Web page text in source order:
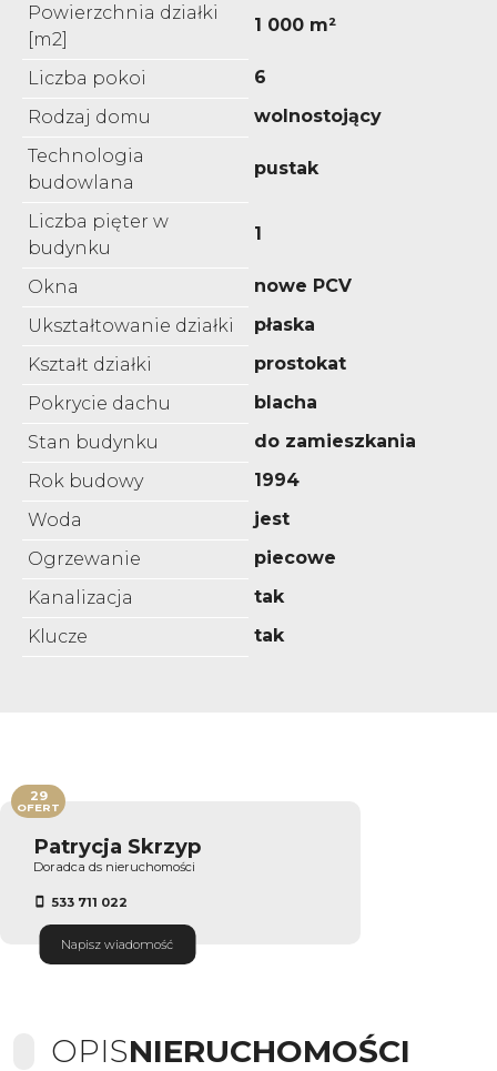
Powierzchnia działki
[m2]
1 000 m²
Liczba pokoi
6
Rodzaj domu
wolnostojący
Technologia
budowlana
pustak
Liczba pięter w
budynku
1
Okna
nowe PCV
Ukształtowanie działki
płaska
Kształt działki
prostokat
Pokrycie dachu
blacha
Stan budynku
do zamieszkania
Rok budowy
1994
Woda
jest
Ogrzewanie
piecowe
Kanalizacja
tak
Klucze
tak
Patrycja Skrzyp
Doradca ds nieruchomości
533 711 022
Napisz wiadomość
29
OFERT
OPISNIERUCHOMOŚCI